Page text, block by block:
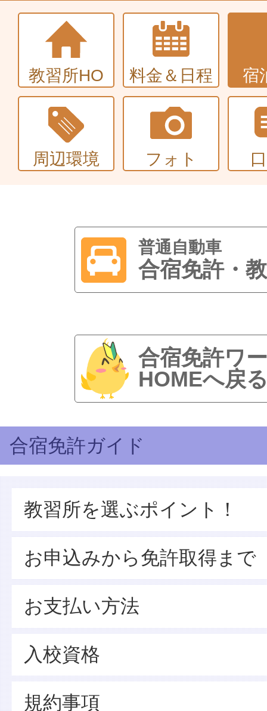
教習所HO 料金＆日程 宿
周辺環境 フォト
普通自動車
合宿免許・
合宿免許ワ
HOMEへ戻
合宿免許ガイド
教習所を選ぶポイント！
お申込みから免許取得まで
お支払い方法
入校資格
規約事項